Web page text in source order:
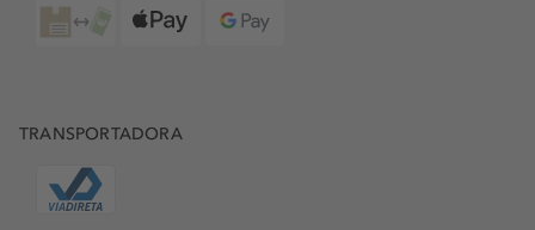
TRANSPORTADORA